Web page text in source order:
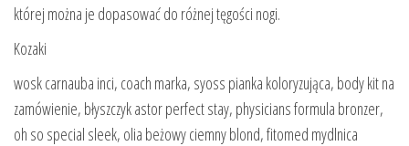
której można je dopasować do różnej tęgości nogi.
Kozaki
wosk carnauba inci, coach marka, syoss pianka koloryzująca, body kit na
zamówienie, błyszczyk astor perfect stay, physicians formula bronzer,
oh so special sleek, olia beżowy ciemny blond, fitomed mydlnica